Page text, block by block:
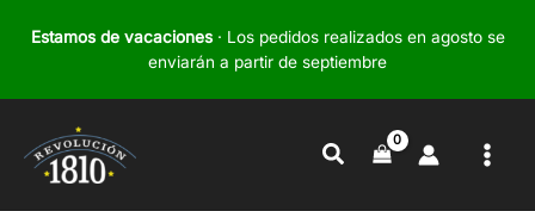
Estamos de vacaciones· Los pedidos realizados en agosto se
enviarán a partir de septiembre
Buscar